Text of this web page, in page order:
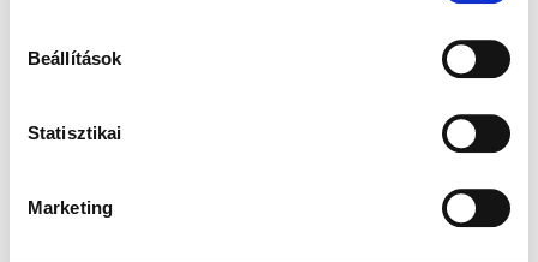
Beállítások
Statisztikai
Marketing